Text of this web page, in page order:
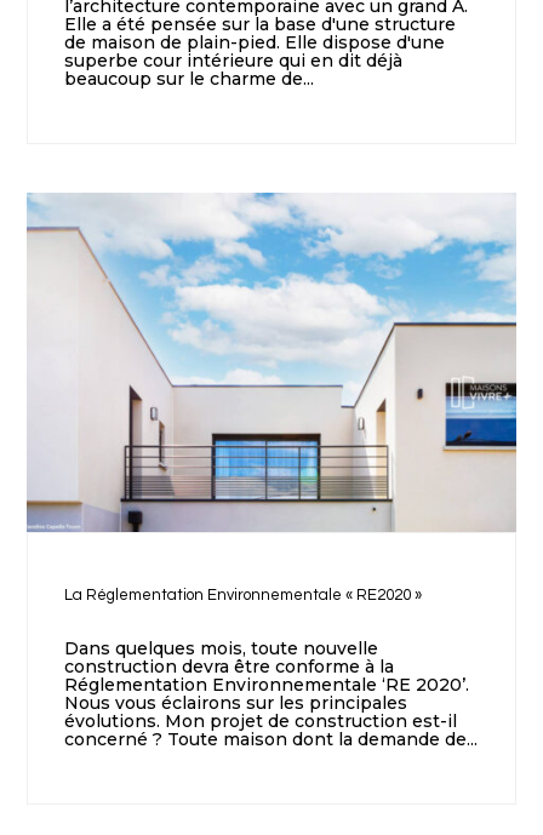
l’architecture contemporaine avec un grand A.
Elle a été pensée sur la base d'une structure
de maison de plain-pied. Elle dispose d'une
superbe cour intérieure qui en dit déjà
beaucoup sur le charme de...
La Réglementation Environnementale « RE2020 »
Dans quelques mois, toute nouvelle
construction devra être conforme à la
Réglementation Environnementale ‘RE 2020’.
Nous vous éclairons sur les principales
évolutions. Mon projet de construction est-il
concerné ? Toute maison dont la demande de...